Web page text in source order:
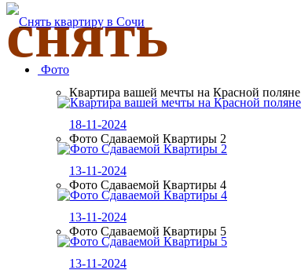
снять
Фото
Квартира вашей мечты на Красной поляне
18-11-2024
Фото Сдаваемой Квартиры 2
13-11-2024
Фото Сдаваемой Квартиры 4
13-11-2024
Фото Сдаваемой Квартиры 5
13-11-2024